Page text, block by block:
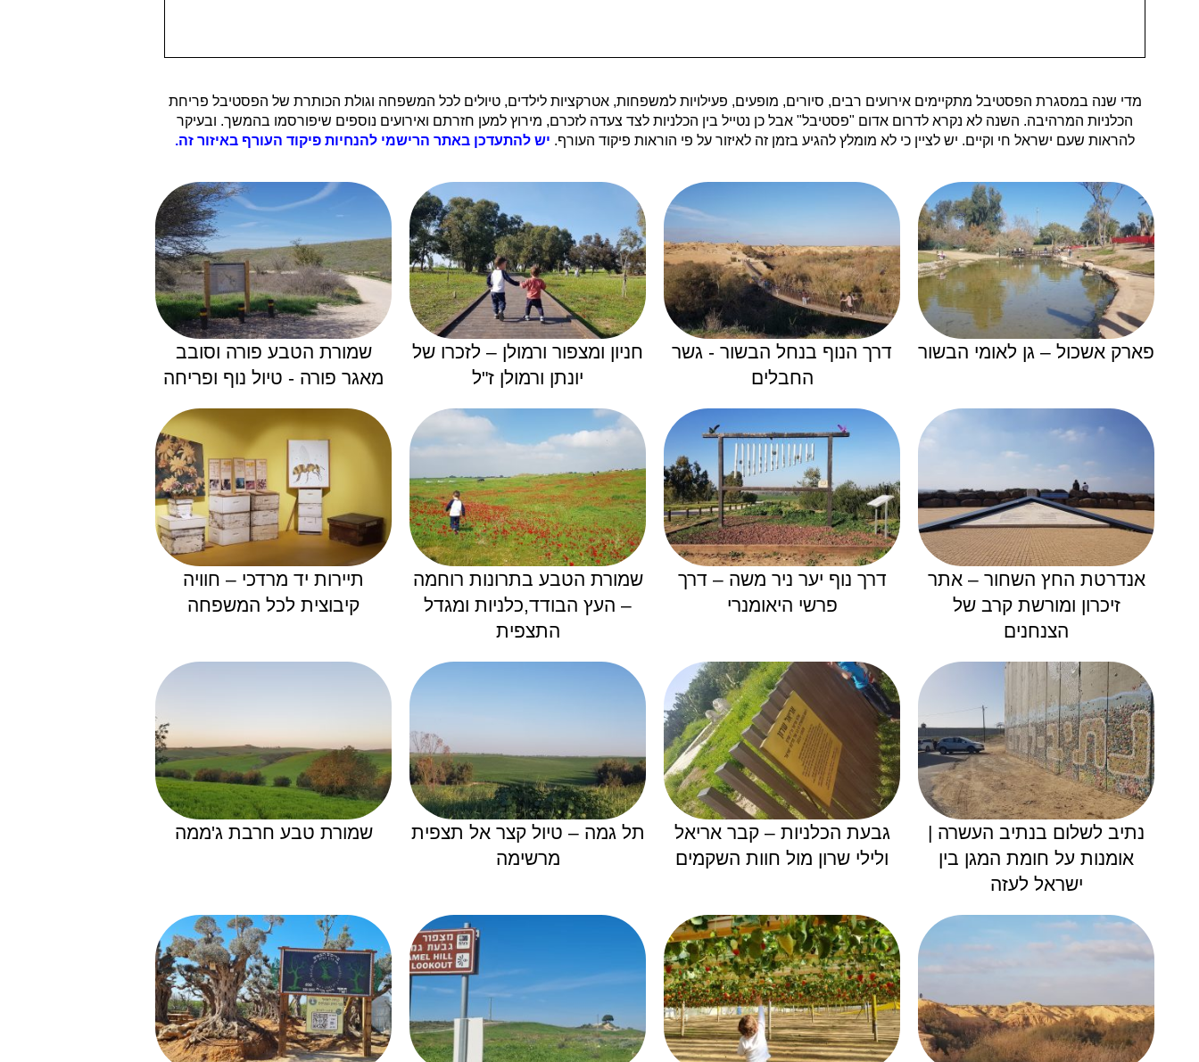
מדי שנה במסגרת הפסטיבל מתקיימים אירועים רבים, סיורים, מופעים, פעילויות למשפחות, אטרקציות לילדים, טיולים לכל המשפחה וגולת הכותרת של הפסטיבל פריחת
הכלניות המרהיבה. השנה לא נקרא לדרום אדום "פסטיבל" אבל כן נטייל בין הכלניות לצד צעדה לזכרם, מירוץ למען חזרתם ואירועים נוספים שיפורסמו בהמשך. ובעיקר
להראות שעם ישראל חי וקיים. יש לציין כי לא מומלץ להגיע בזמן זה לאיזור על פי הוראות פיקוד העורף. יש להתעדכן באתר הרישמי להנחיות פיקוד העורף באיזור זה.
פארק אשכול – גן לאומי הבשור
דרך הנוף בנחל הבשור - גשר
החבלים
חניון ומצפור ורמולן – לזכרו של
יונתן ורמולן ז"ל
שמורת הטבע פורה וסובב
מאגר פורה - טיול נוף ופריחה
אנדרטת החץ השחור – אתר
זיכרון ומורשת קרב של
הצנחנים
דרך נוף יער ניר משה – דרך
פרשי היאומנרי
שמורת הטבע בתרונות רוחמה
– העץ הבודד,כלניות ומגדל
התצפית
תיירות יד מרדכי – חוויה
קיבוצית לכל המשפחה
נתיב לשלום בנתיב העשרה |
אומנות על חומת המגן בין
ישראל לעזה
גבעת הכלניות – קבר אריאל
ולילי שרון מול חוות השקמים
תל גמה – טיול קצר אל תצפית
מרשימה
שמורת טבע חרבת ג'ממה